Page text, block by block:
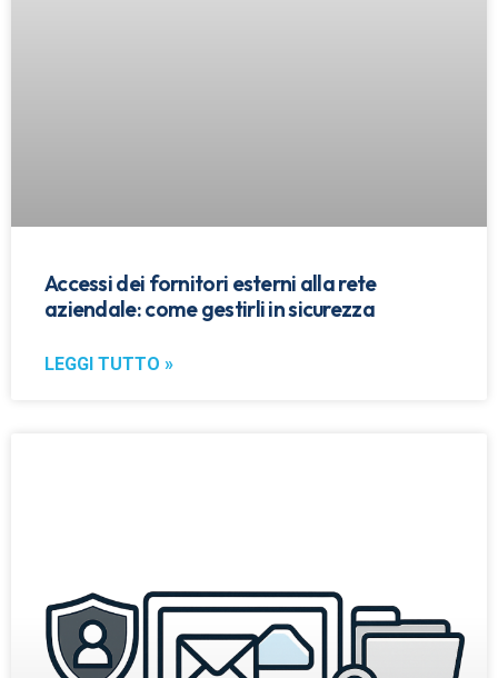
Accessi dei fornitori esterni alla rete
aziendale: come gestirli in sicurezza
LEGGI TUTTO »